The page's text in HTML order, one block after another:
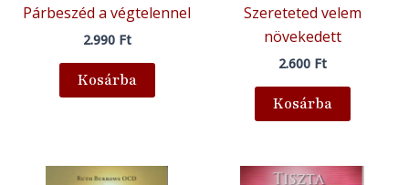
Párbeszéd a végtelennel
2.990 Ft
Kosárba
Szereteted velem
növekedett
2.600 Ft
Kosárba